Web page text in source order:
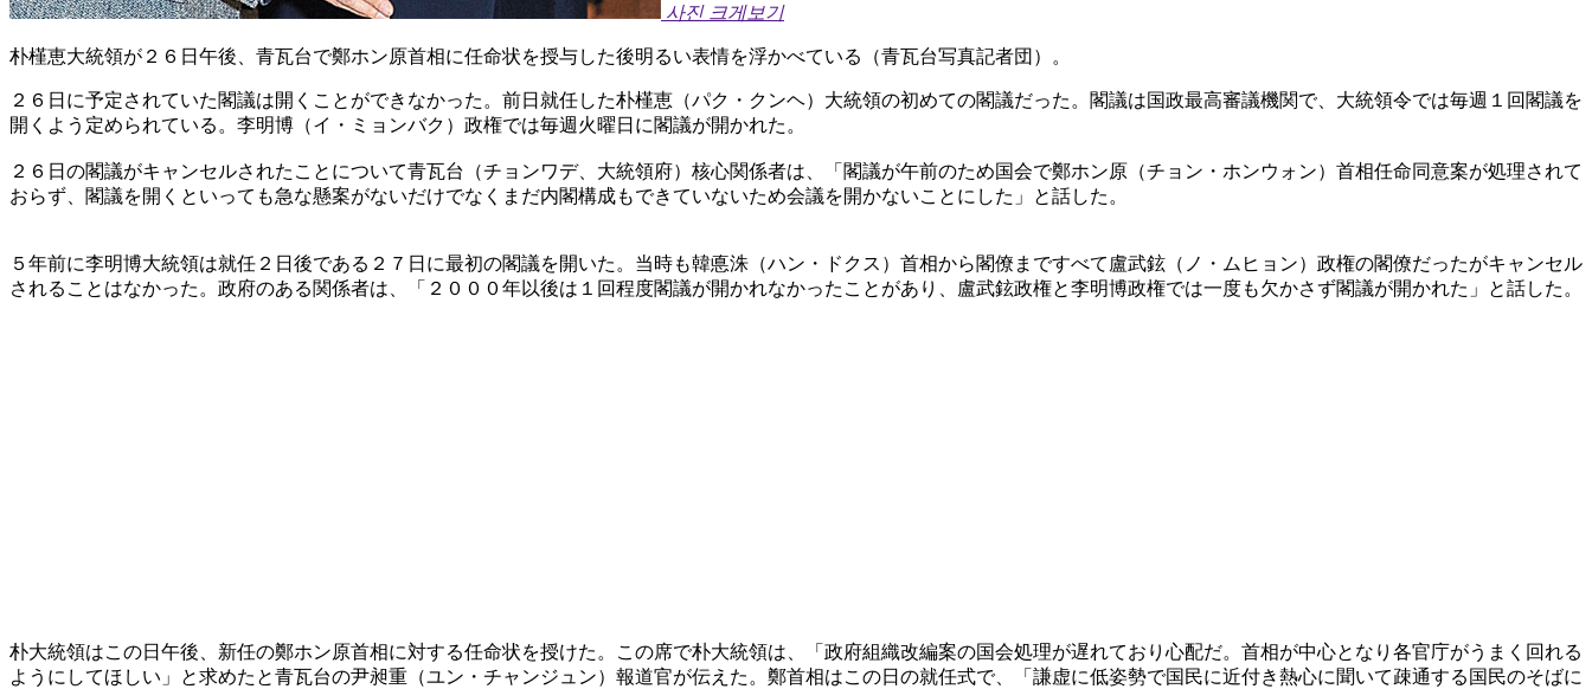
사진 크게보기
朴槿恵大統領が２６日午後、青瓦台で鄭ホン原首相に任命状を授与した後明るい表情を浮かべている（青瓦台写真記者団）。
２６日に予定されていた閣議は開くことができなかった。前日就任した朴槿恵（パク・クンヘ）大統領の初めての閣議だった。閣議は国政最高審議機関で、大統領令では毎週１回閣議を
開くよう定められている。李明博（イ・ミョンバク）政権では毎週火曜日に閣議が開かれた。
２６日の閣議がキャンセルされたことについて青瓦台（チョンワデ、大統領府）核心関係者は、「閣議が午前のため国会で鄭ホン原（チョン・ホンウォン）首相任命同意案が処理されて
おらず、閣議を開くといっても急な懸案がないだけでなくまだ内閣構成もできていないため会議を開かないことにした」と話した。
５年前に李明博大統領は就任２日後である２７日に最初の閣議を開いた。当時も韓悳洙（ハン・ドクス）首相から閣僚まですべて盧武鉉（ノ・ムヒョン）政権の閣僚だったがキャンセル
されることはなかった。政府のある関係者は、「２０００年以後は１回程度閣議が開かれなかったことがあり、盧武鉉政権と李明博政権では一度も欠かさず閣議が開かれた」と話した。
朴大統領はこの日午後、新任の鄭ホン原首相に対する任命状を授けた。この席で朴大統領は、「政府組織改編案の国会処理が遅れており心配だ。首相が中心となり各官庁がうまく回れる
ようにしてほしい」と求めたと青瓦台の尹昶重（ユン・チャンジュン）報道官が伝えた。鄭首相はこの日の就任式で、「謙虚に低姿勢で国民に近付き熱心に聞いて疎通する国民のそばに